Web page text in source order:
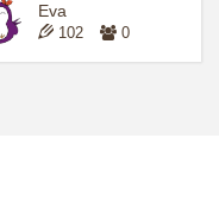
学遇听障同学
Eva
102 0